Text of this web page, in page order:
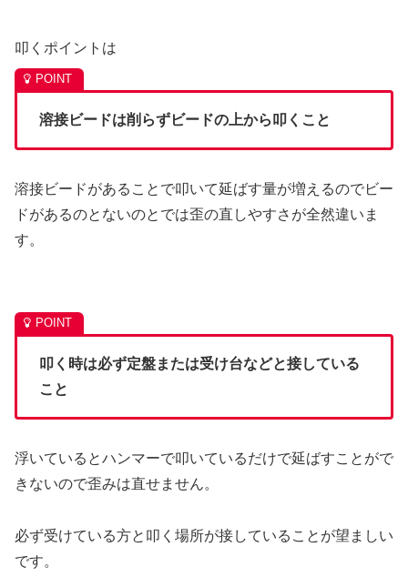
叩くポイントは
溶接ビードは削らずビードの上から叩くこと
溶接ビードがあることで叩いて延ばす量が増えるのでビー
ドがあるのとないのとでは歪の直しやすさが全然違いま
す。
叩く時は必ず定盤または受け台などと接している
こと
浮いているとハンマーで叩いているだけで延ばすことがで
きないので歪みは直せません。
必ず受けている方と叩く場所が接していることが望ましい
です。